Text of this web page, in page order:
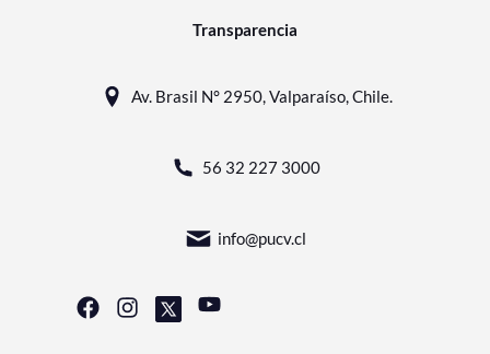
Transparencia
Av. Brasil N° 2950, Valparaíso, Chile.
56 32 227 3000
info@pucv.cl